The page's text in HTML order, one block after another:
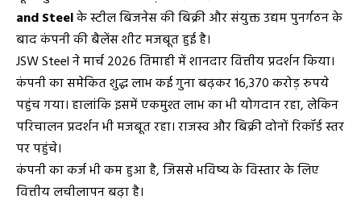
and Steelके स्टील बिजनेस की बिक्री और संयुक्त उद्यम पुनर्गठन के
बाद कंपनी की बैलेंस शीट मजबूत हुई है।
JSW Steel ने मार्च 2026 तिमाही में शानदार वित्तीय प्रदर्शन किया।
कंपनी का समेकित शुद्ध लाभ कई गुना बढ़कर 16,370 करोड़ रुपये
पहुंच गया। हालांकि इसमें एकमुश्त लाभ का भी योगदान रहा, लेकिन
परिचालन प्रदर्शन भी मजबूत रहा। राजस्व और बिक्री दोनों रिकॉर्ड स्तर
पर पहुंचे।
कंपनी का कर्ज भी कम हुआ है, जिससे भविष्य के विस्तार के लिए
वित्तीय लचीलापन बढ़ा है।